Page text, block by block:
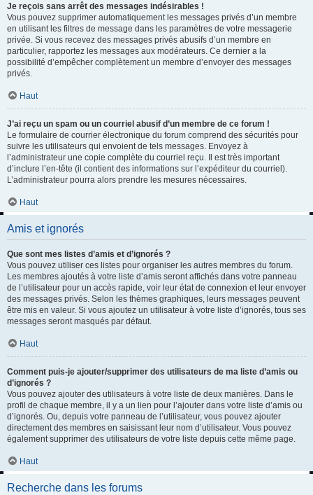
Je reçois sans arrêt des messages indésirables !
Vous pouvez supprimer automatiquement les messages privés d’un membre
en utilisant les filtres de message dans les paramètres de votre messagerie
privée. Si vous recevez des messages privés abusifs d’un membre en
particulier, rapportez les messages aux modérateurs. Ce dernier a la
possibilité d’empêcher complètement un membre d’envoyer des messages
privés.
Haut
J’ai reçu un spam ou un courriel abusif d’un membre de ce forum !
Le formulaire de courrier électronique du forum comprend des sécurités pour
suivre les utilisateurs qui envoient de tels messages. Envoyez à
l’administrateur une copie complète du courriel reçu. Il est très important
d’inclure l’en-tête (il contient des informations sur l’expéditeur du courriel).
L’administrateur pourra alors prendre les mesures nécessaires.
Haut
Amis et ignorés
Que sont mes listes d’amis et d’ignorés ?
Vous pouvez utiliser ces listes pour organiser les autres membres du forum.
Les membres ajoutés à votre liste d’amis seront affichés dans votre panneau
de l’utilisateur pour un accès rapide, voir leur état de connexion et leur envoyer
des messages privés. Selon les thèmes graphiques, leurs messages peuvent
être mis en valeur. Si vous ajoutez un utilisateur à votre liste d’ignorés, tous ses
messages seront masqués par défaut.
Haut
Comment puis-je ajouter/supprimer des utilisateurs de ma liste d’amis ou
d’ignorés ?
Vous pouvez ajouter des utilisateurs à votre liste de deux manières. Dans le
profil de chaque membre, il y a un lien pour l’ajouter dans votre liste d’amis ou
d’ignorés. Ou, depuis votre panneau de l’utilisateur, vous pouvez ajouter
directement des membres en saisissant leur nom d’utilisateur. Vous pouvez
également supprimer des utilisateurs de votre liste depuis cette même page.
Haut
Recherche dans les forums